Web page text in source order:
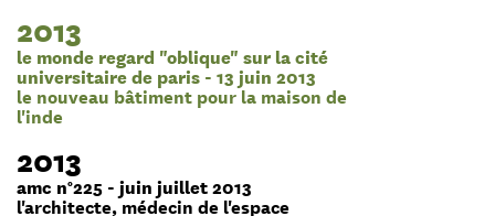
2013
le monde regard "oblique" sur la cité
universitaire de paris - 13 juin 2013
le nouveau bâtiment pour la maison de
l'inde
2013
amc n°225 - juin juillet 2013
l'architecte, médecin de l'espace